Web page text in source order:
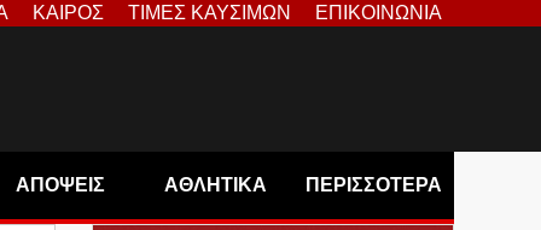
ΚΑΙΡΟΣ ΤΙΜΕΣ ΚΑΥΣΙΜΩΝ ΕΠΙΚΟΙΝΩΝΙΑ
ΑΠΟΨΕΙΣ ΑΘΛΗΤΙΚΑ ΠΕΡΙΣΣΟΤΕΡΑ